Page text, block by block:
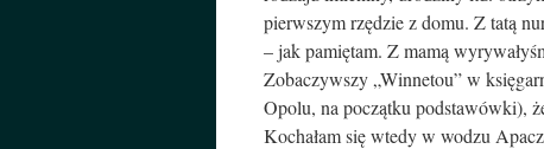
pierwszym rzędzie z domu. Z tatą
– jak pamiętam. Z mamą
Zobaczywszy „Winnetou” w
Opolu, na początku podstawówki),
Kochałam się wtedy w wodzu